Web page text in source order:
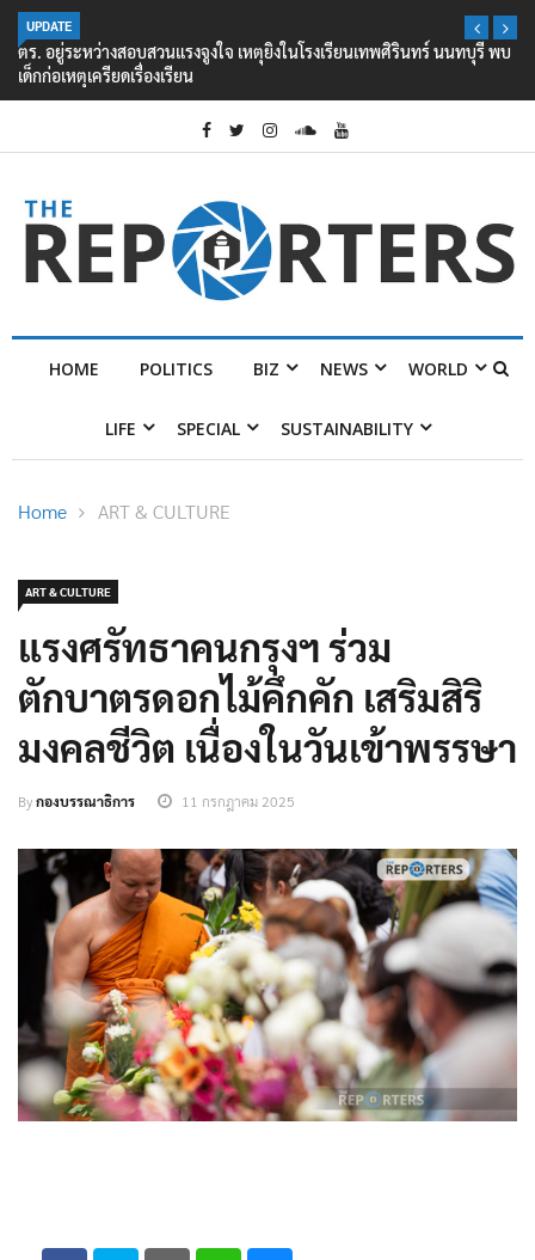
UPDATE
ตร. อยู่ระหว่างสอบสวนแรงจูงใจ เหตุยิงในโรงเรียนเทพศิรินทร์ นนทบุรี พบ
เด็กก่อเหตุเครียดเรื่องเรียน
HOME POLITICS BIZ NEWS WORLD
LIFE SPECIAL SUSTAINABILITY
Home ART & CULTURE
ART & CULTURE
แรงศรัทธาคนกรุงฯ ร่วม
ตักบาตรดอกไม้คึกคัก เสริมสิริ
มงคลชีวิต เนื่องในวันเข้าพรรษา
Byกองบรรณาธิการ 11 กรกฎาคม 2025